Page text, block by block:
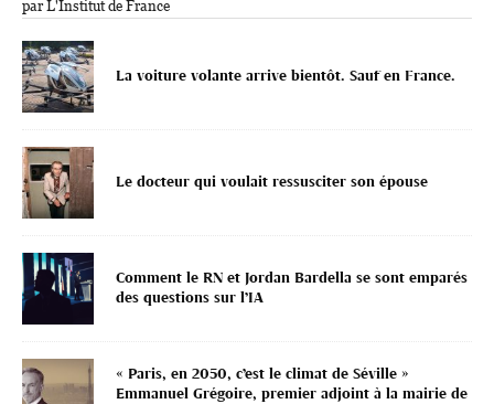
par L'Institut de France
La voiture volante arrive bientôt. Sauf en France.
Le docteur qui voulait ressusciter son épouse
Comment le RN et Jordan Bardella se sont emparés
des questions sur l’IA
« Paris, en 2050, c’est le climat de Séville »
Emmanuel Grégoire, premier adjoint à la mairie de